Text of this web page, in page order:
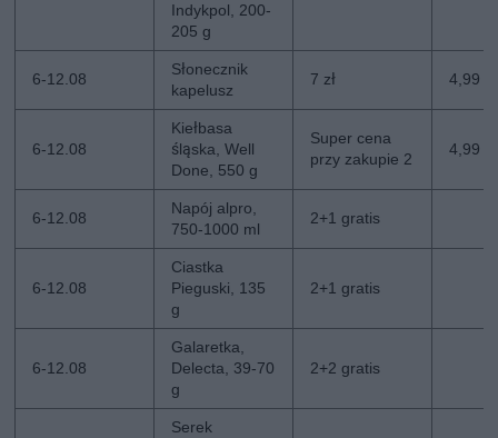
Indykpol, 200-
205 g
6-12.08
Słonecznik
kapelusz
7 zł 4,99
6-12.08
Kiełbasa
śląska, Well
Done, 550 g
Super cena
przy zakupie 2
4,99
6-12.08
Napój alpro,
750-1000 ml
2+1 gratis
6-12.08
Ciastka
Pieguski, 135
g
2+1 gratis
6-12.08
Galaretka,
Delecta, 39-70
g
2+2 gratis
Serek